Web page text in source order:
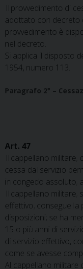
Il provvedimento di
adottato con decreto
provvedimento è
nel decreto.
Si applica il disposto
1954, numero 113.
Paragrafo 2° –
Art. 47
Il cappellano militare,
cessa dal servizio
in congedo assoluto,
Il cappellano militare,
effettivo, consegue la
disposizioni; se ha
15 o più anni di
di servizio effettivo,
come se avesse
Al cappellano militare